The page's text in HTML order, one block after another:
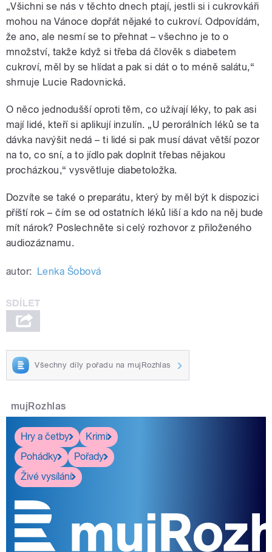
„Všichni se nás v těchto dnech ptají, jestli si i cukrovkáři
mohou na Vánoce dopřát nějaké to cukroví. Odpovídám,
že ano, ale nesmí se to přehnat – všechno je to o
množství, takže když si třeba dá člověk s diabetem
cukroví, měl by se hlídat a pak si dát o to méně salátu,“
shrnuje Lucie Radovnická.
O něco jednodušší oproti těm, co užívají léky, to pak asi
mají lidé, kteří si aplikují inzulín. „U perorálních léků se ta
dávka navýšit nedá – ti lidé si pak musí dávat větší pozor
na to, co sní, a to jídlo pak doplnit třebas nějakou
procházkou,“ vysvětluje diabetoložka.
Dozvíte se také o preparátu, který by měl být k dispozici
příští rok – čím se od ostatních léků liší a kdo na něj bude
mít nárok? Poslechněte si celý rozhovor z přiloženého
audiozáznamu.
autor: Lenka Šobová
Všechny díly pořadu na mujRozhlas
mujRozhlas
Hry a četby
Krimi
Pohádky
Pořady
Živé vysílání